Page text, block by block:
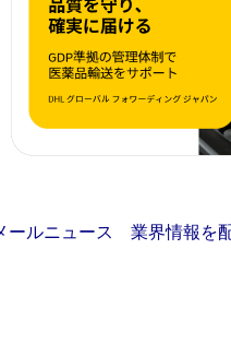
ルニュース 業界情報を配